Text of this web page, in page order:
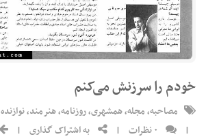
خودم را سرزنش می‌کنم
مصاحبه,مجله,همشهری,روزنامه,هنرمند,نوازنده
|
۰ نظرات | به اشتراک گذاری |